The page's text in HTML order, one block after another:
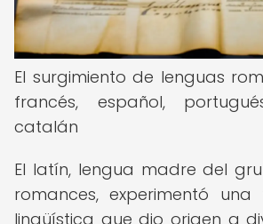
El surgimiento de lenguas
francés, español,
catalán
El latín, lengua madre del
romances, experimentó una
lingüística que dio origen a